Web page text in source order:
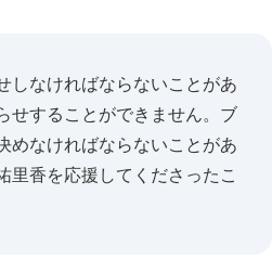
しなければならないことがあ
せすることができません。ブ
めなければならないことがあ
里香を応援してくださったこ